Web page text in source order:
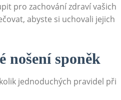
pro zachování zdraví vašich
abyste si uchovali jejich
nošení sponěk
jednoduchých pravidel ⁤při